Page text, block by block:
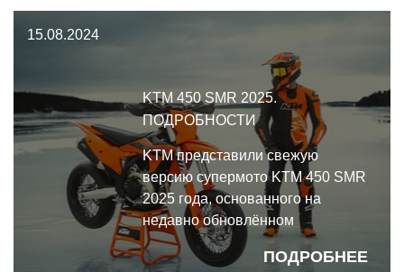
пластик радиатора,
обновлённую раму и эргономику.
15.08.2024
KTM 450 SMR 2025.
ПОДРОБНОСТИ
ПОДРОБНЕЕ
KTM представили свежую
версию супермото KTM 450 SMR
2025 года, основанного на
недавно обновлённом
кроссовом флагмане KTM 450
SX-F 2025 года с его новой